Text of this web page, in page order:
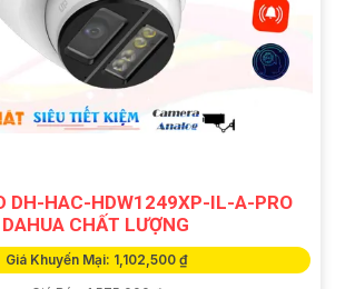
DH-HAC-HDW1249XP-IL-A-PRO
DAHUA CHẤT LƯỢNG
Giá Khuyến Mại: 1,102,500 ₫